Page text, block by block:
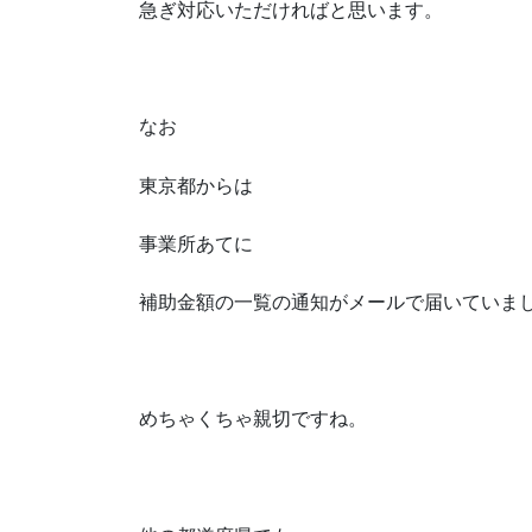
急ぎ対応いただければと思います。
なお
東京都からは
事業所あてに
補助金額の一覧の通知がメールで届いていま
めちゃくちゃ親切ですね。